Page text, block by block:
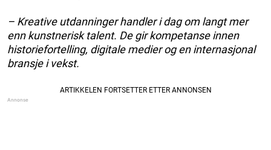
– Kreative utdanninger handler i dag om langt mer
enn kunstnerisk talent. De gir kompetanse innen
historiefortelling, digitale medier og en internasjonal
bransje i vekst.